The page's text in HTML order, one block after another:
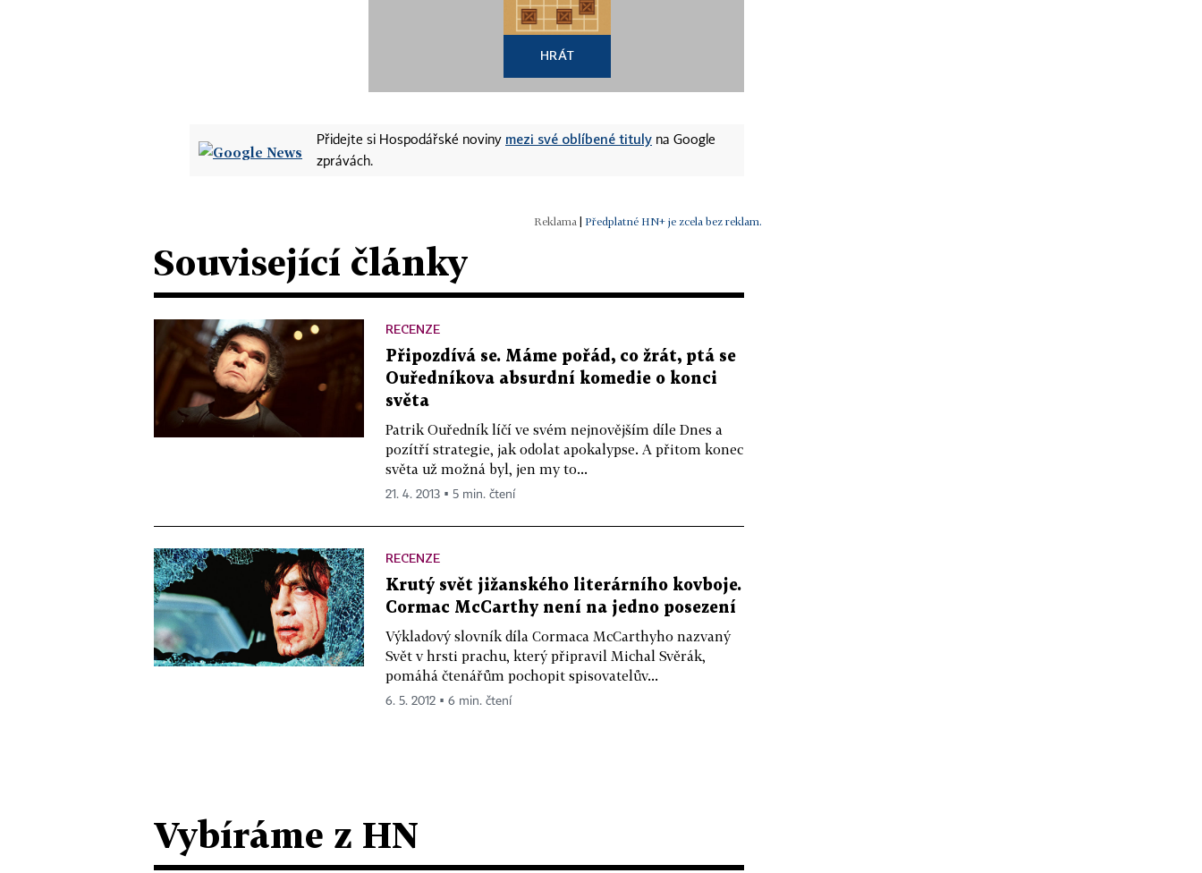
HRÁT
Přidejte si Hospodářské noviny mezi své oblíbené tituly na Google
zprávách.
Předplatné HN+ je zcela bez reklam.
Související články
RECENZE
Připozdívá se. Máme pořád, co žrát, ptá se
Ouředníkova absurdní komedie o konci
světa
Patrik Ouředník líčí ve svém nejnovějším díle Dnes a
pozítří strategie, jak odolat apokalypse. A přitom konec
světa už možná byl, jen my to...
21. 4. 2013 ▪ 5 min. čtení
RECENZE
Krutý svět jižanského literárního kovboje.
Cormac McCarthy není na jedno posezení
Výkladový slovník díla Cormaca McCarthyho nazvaný
Svět v hrsti prachu, který připravil Michal Svěrák,
pomáhá čtenářům pochopit spisovatelův...
6. 5. 2012 ▪ 6 min. čtení
Vybíráme z HN